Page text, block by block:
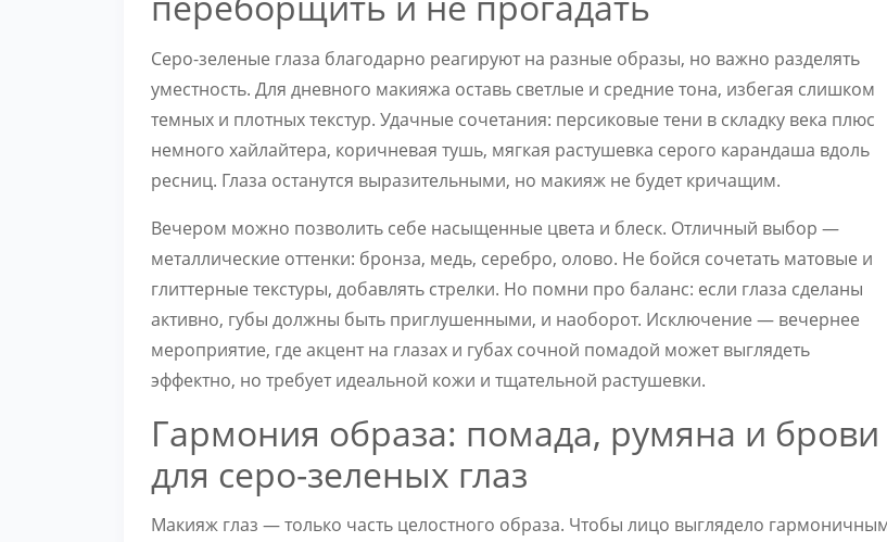
Серо-зеленые глаза благодарно реагируют на разные образы, но важно разделять
уместность. Для дневного макияжа оставь светлые и средние тона, избегая слишком
темных и плотных текстур. Удачные сочетания: персиковые тени в складку века плюс
немного хайлайтера, коричневая тушь, мягкая растушевка серого карандаша вдоль
ресниц. Глаза останутся выразительными, но макияж не будет кричащим.
Вечером можно позволить себе насыщенные цвета и блеск. Отличный выбор —
металлические оттенки: бронза, медь, серебро, олово. Не бойся сочетать матовые и
глиттерные текстуры, добавлять стрелки. Но помни про баланс: если глаза сделаны
активно, губы должны быть приглушенными, и наоборот. Исключение — вечернее
мероприятие, где акцент на глазах и губах сочной помадой может выглядеть
эффектно, но требует идеальной кожи и тщательной растушевки.
Гармония образа: помада, румяна и брови
для серо-зеленых глаз
Макияж глаз — только часть целостного образа. Чтобы лицо выглядело